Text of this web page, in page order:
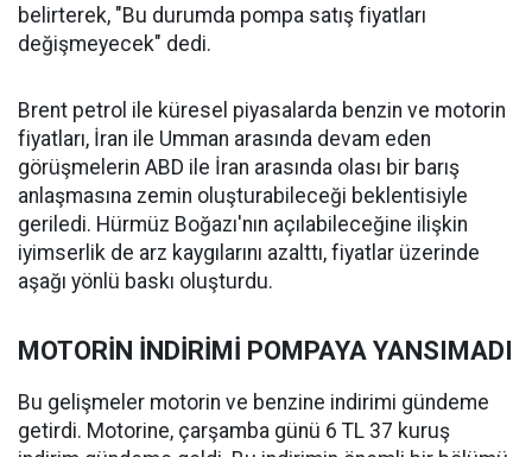
belirterek, "Bu durumda pompa satış fiyatları
değişmeyecek" dedi.
Brent petrol ile küresel piyasalarda benzin ve motorin
fiyatları, İran ile Umman arasında devam eden
görüşmelerin ABD ile İran arasında olası bir barış
anlaşmasına zemin oluşturabileceği beklentisiyle
geriledi. Hürmüz Boğazı'nın açılabileceğine ilişkin
iyimserlik de arz kaygılarını azalttı, fiyatlar üzerinde
aşağı yönlü baskı oluşturdu.
MOTORİN İNDİRİMİ POMPAYA YANSIMADI
Bu gelişmeler motorin ve benzine indirimi gündeme
getirdi. Motorine, çarşamba günü 6 TL 37 kuruş